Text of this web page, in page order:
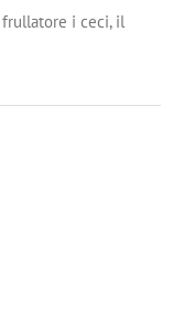
i ceci, il